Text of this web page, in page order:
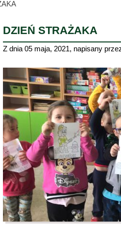
DZIEŃ STRAŻAKA
Z dnia 05 maja, 2021, napisany